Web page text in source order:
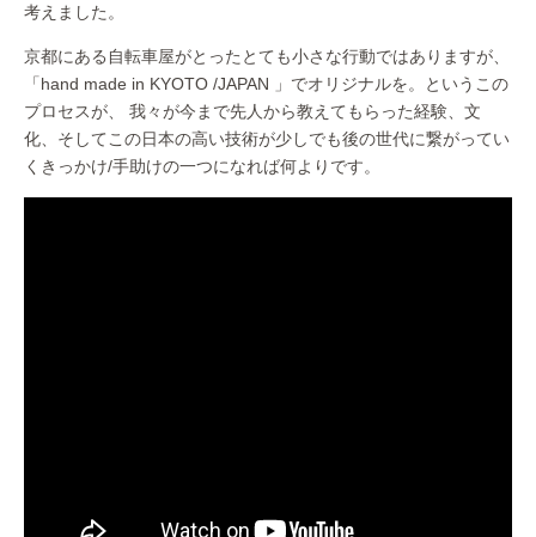
考えました。
京都にある自転車屋がとったとても小さな行動ではありますが、
「hand made in KYOTO /JAPAN 」でオリジナルを。というこの
プロセスが、 我々が今まで先人から教えてもらった経験、文
化、そしてこの日本の高い技術が少しでも後の世代に繋がってい
くきっかけ/手助けの一つになれば何よりです。